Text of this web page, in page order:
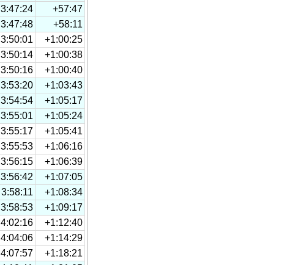
3:47:24
+57:47
3:47:48
+58:11
3:50:01
+1:00:25
3:50:14
+1:00:38
3:50:16
+1:00:40
3:53:20
+1:03:43
3:54:54
+1:05:17
3:55:01
+1:05:24
3:55:17
+1:05:41
3:55:53
+1:06:16
3:56:15
+1:06:39
3:56:42
+1:07:05
3:58:11
+1:08:34
3:58:53
+1:09:17
4:02:16
+1:12:40
4:04:06
+1:14:29
4:07:57
+1:18:21